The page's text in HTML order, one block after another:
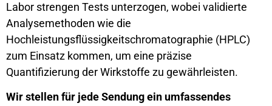
Labor strengen Tests unterzogen, wobei validierte
Analysemethoden wie die
Hochleistungsflüssigkeitschromatographie (HPLC)
zum Einsatz kommen, um eine präzise
Quantifizierung der Wirkstoffe zu gewährleisten.
Wir stellen für jede Sendung ein umfassendes